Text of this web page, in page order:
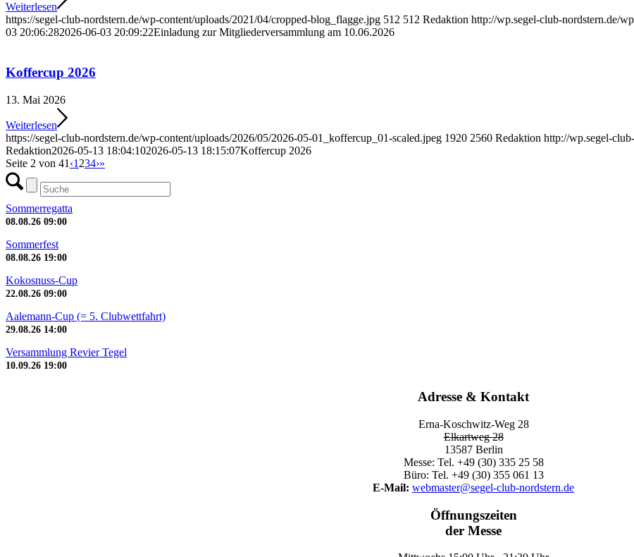
Weiterlesen
https://segel-club-nordstern.de/wp-content/uploads/2021/04/cropped-blog_flagge.jpg 512 512 Redaktion http://wp.segel-club-nordstern.de/
03 20:06:282026-06-03 20:09:22Einladung zur Mitgliederversammlung am 10.06.2026
Koffercup 2026
13. Mai 2026
Weiterlesen
https://segel-club-nordstern.de/wp-content/uploads/2026/05/2026-05-01_koffercup_01-scaled.jpeg 1920 2560 Redaktion http://wp.segel-
Redaktion2026-05-13 18:04:102026-05-13 18:15:07Koffercup 2026
Seite 2 von 41 ‹1 234›»
Sommerregatta
08.08.26 09:00
Sommerfest
08.08.26 19:00
Kokosnuss-Cup
22.08.26 09:00
Aalemann-Cup (= 5. Clubwettfahrt)
29.08.26 14:00
Versammlung Revier Tegel
10.09.26 19:00
Adresse & Kontakt
Erna-Koschwitz-Weg 28
Elkartweg 28
13587 Berlin
Messe: Tel. +49 (30) 335 25 58
Büro: Tel. +49 (30) 355 061 13
E-Mail: webmaster@segel-club-nordstern.de
Öffnungszeiten
der Messe